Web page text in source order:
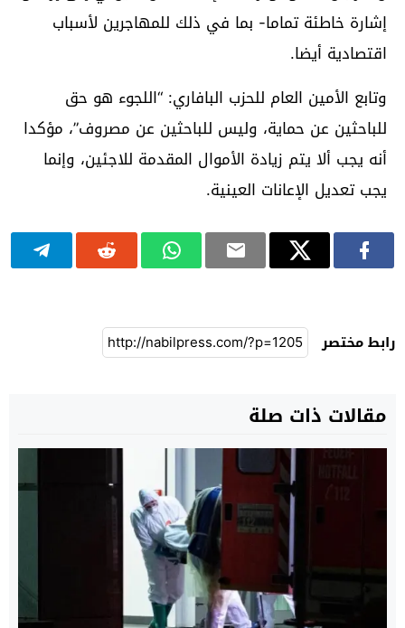
إشارة خاطئة تماما- بما في ذلك للمهاجرين لأسباب
اقتصادية أيضا.
وتابع الأمين العام للحزب البافاري: “اللجوء هو حق
للباحثين عن حماية، وليس للباحثين عن مصروف”، مؤكدا
أنه يجب ألا يتم زيادة الأموال المقدمة للاجئين، وإنما
يجب تعديل الإعانات العينية.
رابط مختصر
مقالات ذات صلة